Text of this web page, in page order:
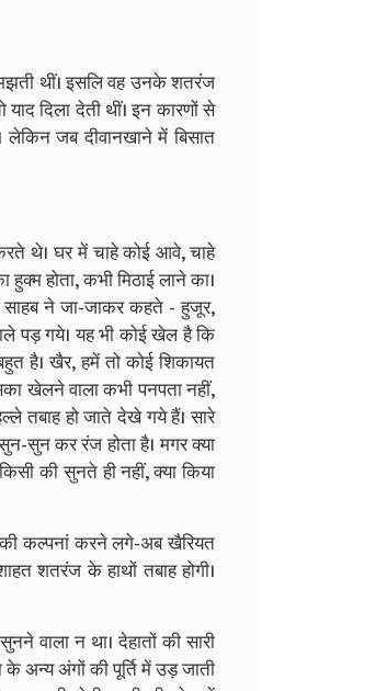
थीं। इसलि वह उनके शतरंज
दिला देती थीं। इन कारणों से
लेकिन जब दीवानखाने में बिसात
थे। घर में चाहे कोई आवे, चाहे
होता, कभी मिठाई लाने का।
साहब ने जा-जाकर कहते - हुजूर,
पड़ गये। यह भी कोई खेल है कि
है। खैर, हमें तो कोई शिकायत
खेलने वाला कभी पनपता नहीं,
हो जाते देखे गये हैं। सारे
सुन कर रंज होता है। मगर क्या
की सुनते ही नहीं, क्या किया
कल्पनां करने लगे-अब खैरियत
शतरंज के हाथों तबाह होगी।
वाला न था। देहातों की सारी
अन्य अंगों की पूर्ति में उड़ जाती